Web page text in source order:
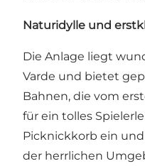
Naturidylle und
Die Anlage liegt
Varde und bietet
Bahnen, die vom
für ein tolles
Picknickkorb ein
der herrlichen